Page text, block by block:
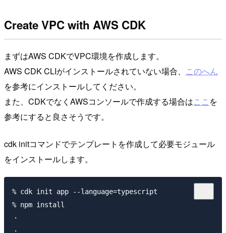
Create VPC with AWS CDK
まずはAWS CDKでVPC環境を作成します。
AWS CDK CLIがインストールされていない場合、 このへん
を参考にインストールしてください。
また、CDKでなくAWSコンソールで作成する場合はここ を
参考にすると良さそうです。
cdk initコマンドでテンプレートを作成して必要モジュール
をインストールします。
% cdk init app --language=typescript
% npm install
・